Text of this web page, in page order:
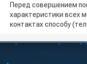
Перед совершением
характеристики всех
контактах способу